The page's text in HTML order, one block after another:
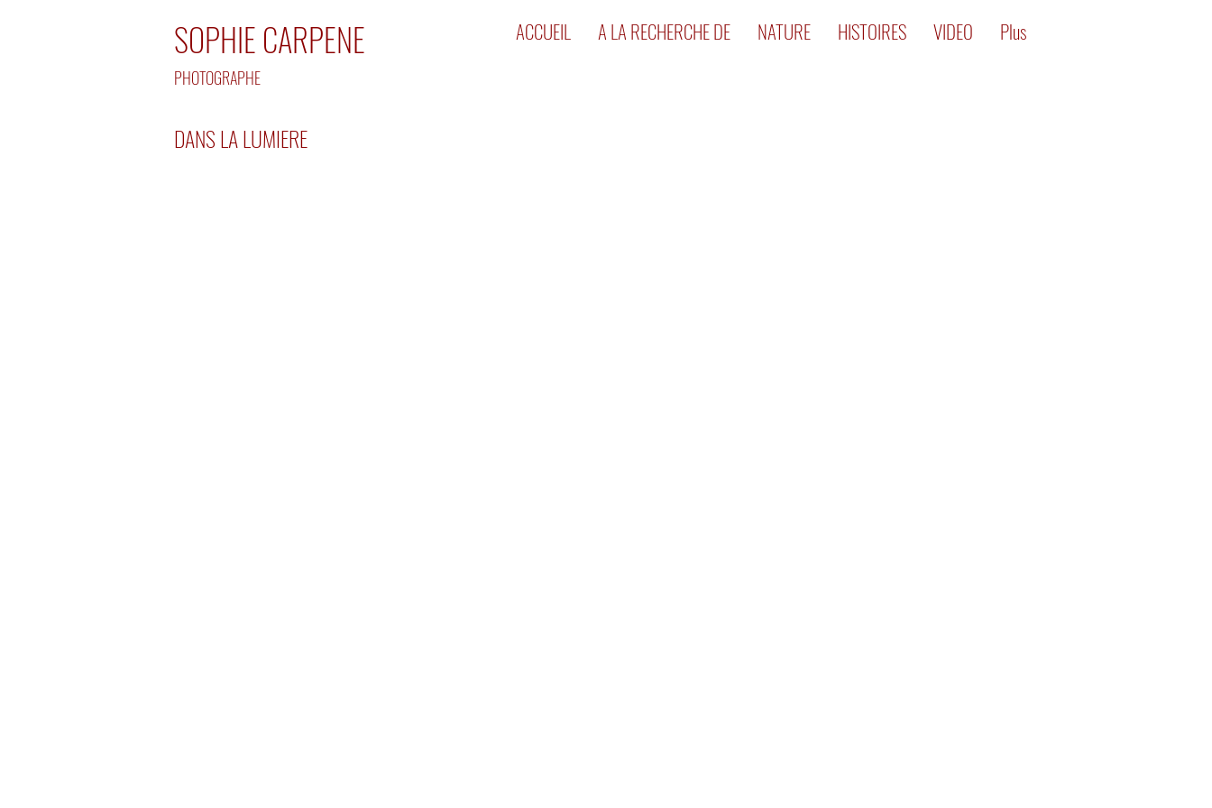
ACCUEIL A LA RECHERCHE DE NATURE HISTOIRES VIDEO Plus
SOPHIE CARPENE
PHOTOGRAPHE
DANS LA LUMIERE